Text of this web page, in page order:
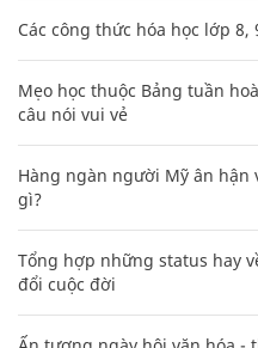
Các công thức hóa học lớp
Mẹo học thuộc Bảng tuần
câu nói vui vẻ
Hàng ngàn người Mỹ ân hận
gì?
Tổng hợp những status hay
đổi cuộc đời